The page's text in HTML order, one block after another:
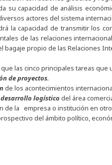
su capacidad de análisis
actores del sistema
la capacidad de transmitir los
de las relaciones
bagaje propio de las Relaciones
las cinco principales tareas
de proyectos.
de los acontecimientos
desarrollo logístico del área
de la empresa o institución en
del ámbito político,